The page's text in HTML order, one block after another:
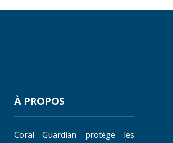
À PROPOS
Coral Guardian protège les